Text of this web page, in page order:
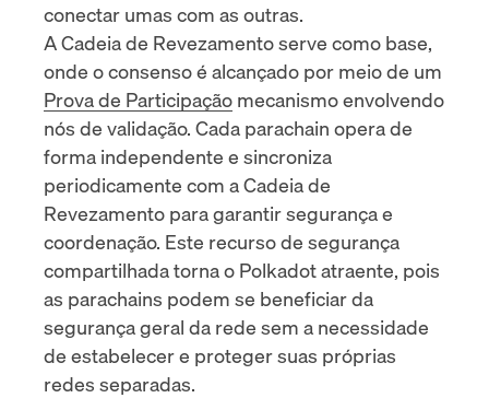
conectar umas com as outras.
A Cadeia de Revezamento serve como base,
onde o consenso é alcançado por meio de um
Prova de Participação mecanismo envolvendo
nós de validação. Cada parachain opera de
forma independente e sincroniza
periodicamente com a Cadeia de
Revezamento para garantir segurança e
coordenação. Este recurso de segurança
compartilhada torna o Polkadot atraente, pois
as parachains podem se beneficiar da
segurança geral da rede sem a necessidade
de estabelecer e proteger suas próprias
redes separadas.